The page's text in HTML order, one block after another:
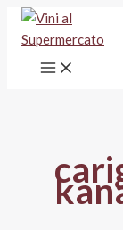
Vai
contenuto